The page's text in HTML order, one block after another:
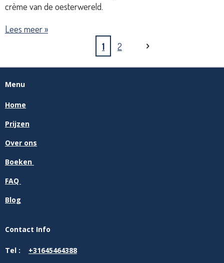
crème van de oesterwereld.
Lees meer »
1
2
Menu
Home
Prijzen
Over ons
Boeken
FAQ
Blog
Contact Info
Tel : +31645464388